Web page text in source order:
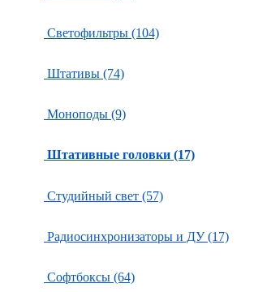
Светофильтры (104)
Штативы (74)
Моноподы (9)
Штативные головки (17)
Студийный свет (57)
Радиосинхронизаторы и ДУ (17)
Софтбоксы (64)